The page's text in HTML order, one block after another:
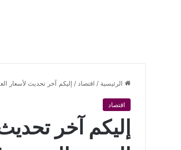
الرئيسية / اقتصاد / إليكم آخر تحديث لأسعار
اقتصاد
إليكم آخر